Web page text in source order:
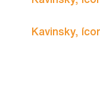
Kavinsky,